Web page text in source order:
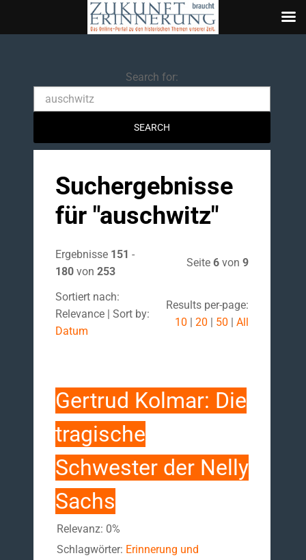
Search for:Search
Suchergebnisse
für "auschwitz"
Ergebnisse 151 -
180von 253
Seite 6von 9
Sortiert nach:
Relevance | Sort by:
Datum
Results per-page:
10 | 20 | 50 | All
Gertrud Kolmar: Die
tragische
Schwester der Nelly
Sachs
Relevanz: 0%
Schlagwörter: Erinnerung und